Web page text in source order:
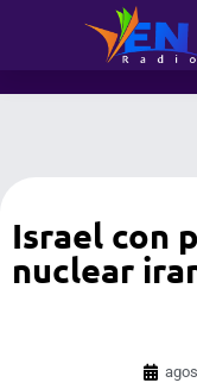
Israel con
nuclear